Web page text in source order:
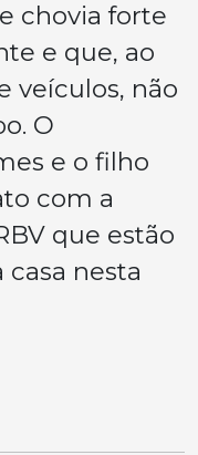
chovia forte
e que, ao
veículos, não
O
e o filho
com a
que estão
nesta